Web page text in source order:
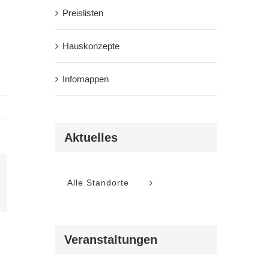
Preislisten
Hauskonzepte
Infomappen
Aktuelles
Alle Standorte
Veranstaltungen